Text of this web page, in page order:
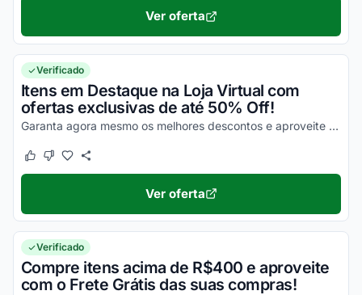
Ver oferta
Verificado
Itens em Destaque na Loja Virtual com
ofertas exclusivas de até 50% Off!
Garanta agora mesmo os melhores descontos e aproveite com vantagens simplesmente incríveis!
Este cupom funcionou
Este cupom não funcionou
Ver oferta
Verificado
Compre itens acima de R$400 e aproveite
com o Frete Grátis das suas compras!